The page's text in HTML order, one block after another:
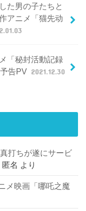
た男の子たちと
アニメ「猫先动
「秘封活動記録
告PV 2021.12.30
打ちが遂にサービ
匿名 より
メ映画「哪吒之魔